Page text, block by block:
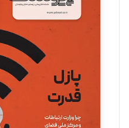
مینا پاکدل
یسنا امان‌پور
تحریریه